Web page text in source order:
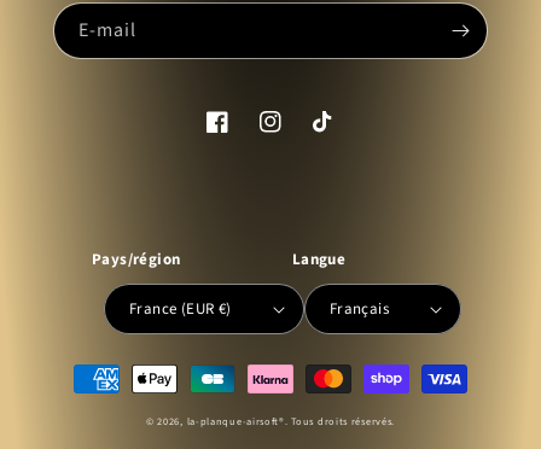
E-mail
FacebookInstagramTikTok
Pays/région
France (EUR €)
Langue
Français
Moyens
de
© 2026, la-planque-airsoft®. Tous droits réservés.